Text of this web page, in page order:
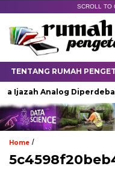
SCROLL TO
TENTANG RUMAH
Ijazah Analog
Home /